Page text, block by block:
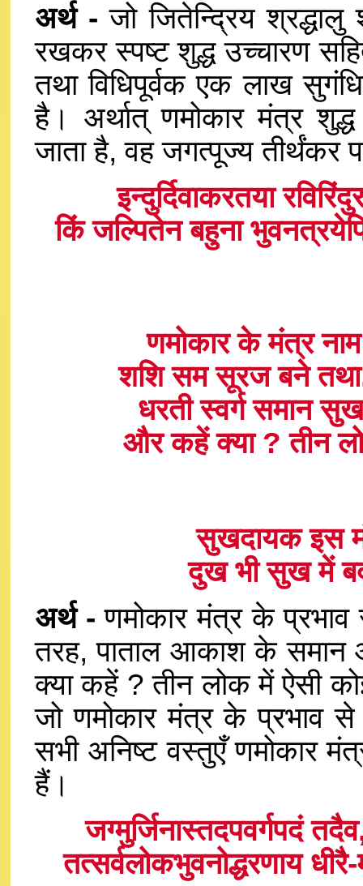
अर्थ - जो जितेन्द्रिय
रखकर स्पष्ट शुद्ध उच्चारण
तथा विधिपूर्वक एक लाख
है। अर्थात् णमोकार मंत्र
जाता है, वह जगत्पूज्य तीर्थंकर
इन्दुर्दिवाकरतया
किं जल्पितेन बहुना
णमोकार के मंत्र
शशि सम सूरज बने
धरती स्वर्ग समान
और कहें क्या ? तीन
सुखदायक इस
दुख भी सुख में
अर्थ - णमोकार मंत्र के प्रभाव
तरह, पाताल आकाश के समान
क्या कहें ? तीन लोक में ऐसी
जो णमोकार मंत्र के प्रभाव
सभी अनिष्ट वस्तुएँ णमोकार
हैं।
जग्मुर्जिनास्तदपवर्गपदं
तत्सर्वलोकभुवनोद्धरणाय